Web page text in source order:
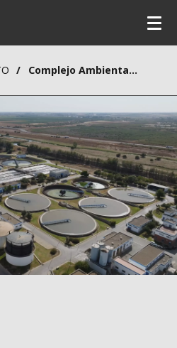
Complejo Ambiental Copero